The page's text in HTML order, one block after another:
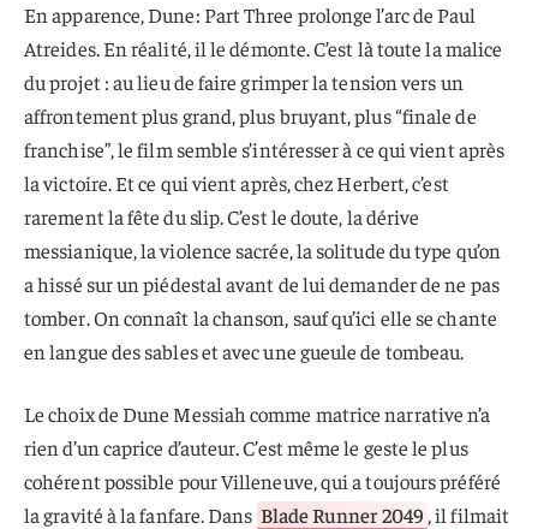
En apparence, Dune: Part Three prolonge l’arc de Paul
Atreides. En réalité, il le démonte. C’est là toute la malice
du projet : au lieu de faire grimper la tension vers un
affrontement plus grand, plus bruyant, plus “finale de
franchise”, le film semble s’intéresser à ce qui vient après
la victoire. Et ce qui vient après, chez Herbert, c’est
rarement la fête du slip. C’est le doute, la dérive
messianique, la violence sacrée, la solitude du type qu’on
a hissé sur un piédestal avant de lui demander de ne pas
tomber. On connaît la chanson, sauf qu’ici elle se chante
en langue des sables et avec une gueule de tombeau.
Le choix de Dune Messiah comme matrice narrative n’a
rien d’un caprice d’auteur. C’est même le geste le plus
cohérent possible pour Villeneuve, qui a toujours préféré
la gravité à la fanfare. Dans Blade Runner 2049, il filmait